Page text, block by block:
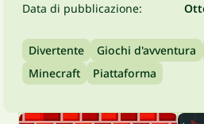
Data di pubblicazione:
Divertente Giochi d'avventura
Minecraft
Piattaforma